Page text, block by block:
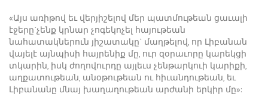
«Այս առիթով եւ վերյիշելով մեր պատմութեան ցաւալի
էջերը`չենք կրնար չոգեկոչել հայութեան
նահատակներուն յիշատակը` մաղթելով, որ Լիբանան
վայելէ այնպիսի հայրենիք մը, ուր զօրաւորը կարեկցի
տկարին, իսկ ժողովուրդը այլեւս չենթարկուի կարիքի,
աղքատութեան, անօթութեան ու հիւանդութեան, եւ
Լիբանանը մնայ խաղաղութեան արժանի երկիր մը»: